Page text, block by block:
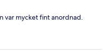
var mycket fint anordnad.